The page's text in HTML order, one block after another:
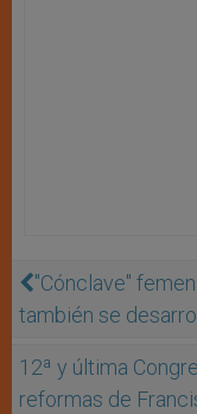
"Cónclave"
también se
12ª y última
reformas de